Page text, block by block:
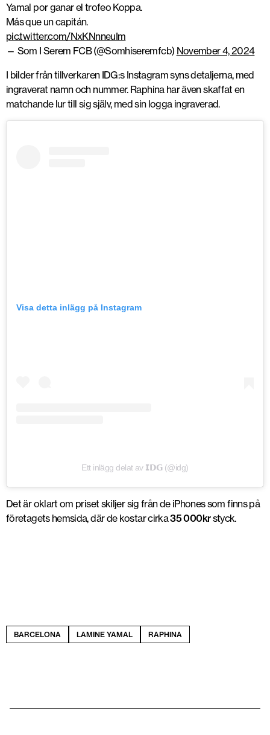
Yamal por ganar el trofeo Koppa.
Más que un capitán.
pic.twitter.com/NxKNnneuIm
— Som I Serem FCB (@Somhiseremfcb) November 4, 2024
I bilder från tillverkaren IDG:s Instagram syns detaljerna, med
ingraverat namn och nummer. Raphina har även skaffat en
matchande lur till sig själv, med sin logga ingraverad.
Visa detta inlägg på Instagram
Ett inlägg delat av 𝗜𝗗𝗚 (@idg)
Det är oklart om priset skiljer sig från de iPhones som finns på
företagets hemsida, där de kostar cirka35 000krstyck.
BARCELONA LAMINE YAMAL RAPHINA